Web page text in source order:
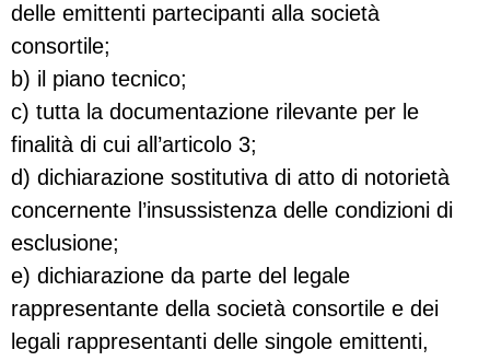
delle emittenti partecipanti alla società
consortile;
b) il piano tecnico;
c) tutta la documentazione rilevante per le
finalità di cui all’articolo 3;
d) dichiarazione sostitutiva di atto di notorietà
concernente l’insussistenza delle condizioni di
esclusione;
e) dichiarazione da parte del legale
rappresentante della società consortile e dei
legali rappresentanti delle singole emittenti,